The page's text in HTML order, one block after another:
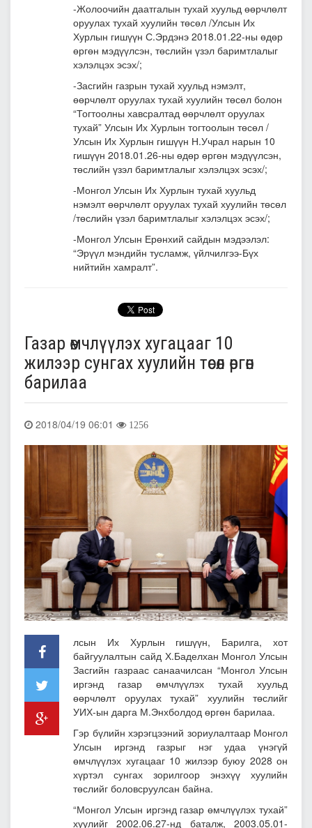
-Жолоочийн даатгалын тухай хуульд өөрчлөлт
оруулах тухай хуулийн төсөл /Улсын Их
Хурлын гишүүн С.Эрдэнэ 2018.01.22-ны өдөр
өргөн мэдүүлсэн, төслийн үзэл баримтлалыг
хэлэлцэх эсэх/;
-Засгийн газрын тухай хуульд нэмэлт,
өөрчлөлт оруулах тухай хуулийн төсөл болон
“Тогтоолны хавсралтад өөрчлөлт оруулах
тухай” Улсын Их Хурлын тогтоолын төсөл /
Улсын Их Хурлын гишүүн Н.Учрал нарын 10
гишүүн 2018.01.26-ны өдөр өргөн мэдүүлсэн,
төслийн үзэл баримтлалыг хэлэлцэх эсэх/;
-Монгол Улсын Их Хурлын тухай хуульд
нэмэлт өөрчлөлт оруулах тухай хуулийн төсөл
/төслийн үзэл баримтлалыг хэлэлцэх эсэх/;
-Монгол Улсын Ерөнхий сайдын мэдээлэл:
“Эрүүл мэндийн тусламж, үйлчилгээ-Бүх
нийтийн хамралт”.
Газар өмчлүүлэх хугацааг 10
жилээр сунгах хуулийн төсөл өргөн
барилаа
2018/04/19 06:01 1256
лсын Их Хурлын гишүүн, Барилга, хот
байгуулалтын сайд Х.Баделхан Монгол Улсын
Засгийн газраас санаачилсан “Монгол Улсын
иргэнд газар өмчлүүлэх тухай хуульд
өөрчлөлт оруулах тухай” хуулийн төслийг
УИХ-ын дарга М.Энхболдод өргөн барилаа.
Гэр бүлийн хэрэгцээний зориулалтаар Монгол
Улсын иргэнд газрыг нэг удаа үнэгүй
өмчлүүлэх хугацааг 10 жилээр буюу 2028 он
хүртэл сунгах зорилгоор энэхүү хуулийн
төслийг боловсруулсан байна.
“Монгол Улсын иргэнд газар өмчлүүлэх тухай”
хуулийг 2002.06.27-нд баталж, 2003.05.01-